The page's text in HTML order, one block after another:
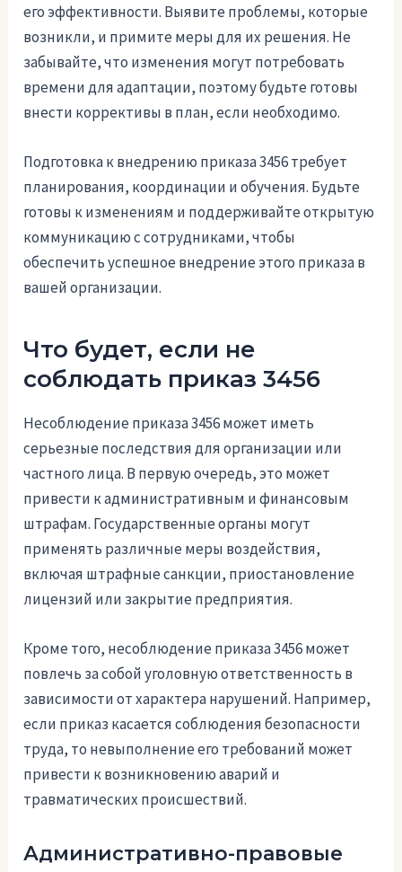
его эффективности. Выявите проблемы, которые
возникли, и примите меры для их решения. Не
забывайте, что изменения могут потребовать
времени для адаптации, поэтому будьте готовы
внести коррективы в план, если необходимо.
Подготовка к внедрению приказа 3456 требует
планирования, координации и обучения. Будьте
готовы к изменениям и поддерживайте открытую
коммуникацию с сотрудниками, чтобы
обеспечить успешное внедрение этого приказа в
вашей организации.
Что будет, если не
соблюдать приказ 3456
Несоблюдение приказа 3456 может иметь
серьезные последствия для организации или
частного лица. В первую очередь, это может
привести к административным и финансовым
штрафам. Государственные органы могут
применять различные меры воздействия,
включая штрафные санкции, приостановление
лицензий или закрытие предприятия.
Кроме того, несоблюдение приказа 3456 может
повлечь за собой уголовную ответственность в
зависимости от характера нарушений. Например,
если приказ касается соблюдения безопасности
труда, то невыполнение его требований может
привести к возникновению аварий и
травматических происшествий.
Административно-правовые